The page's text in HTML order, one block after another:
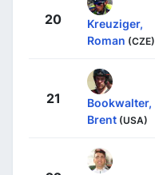
20
Kreuziger,
Roman (CZE)
21
Bookwalter,
Brent (USA)